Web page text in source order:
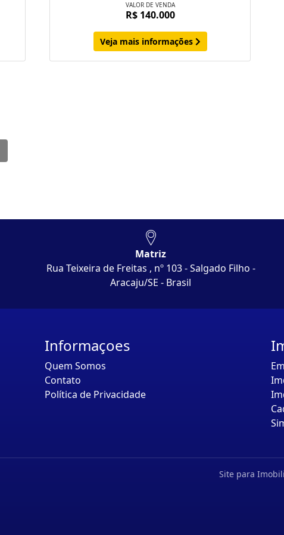
VALOR DE VENDA
R$ 140.000
Veja mais informações
Matriz
Rua Teixeira de Freitas , nº 103 - Salgado Filho -
Aracaju/SE - Brasil
Informaçoes
Quem Somos
Contato
Política de Privacidade
Site para